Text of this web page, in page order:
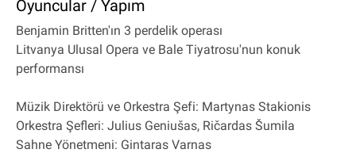
Oyuncular / Yapım
Benjamin Britten'ın 3 perdelik operası
Litvanya Ulusal Opera ve Bale Tiyatrosu'nun konuk
performansı
Müzik Direktörü ve Orkestra Şefi: Martynas Stakionis
Orkestra Şefleri: Julius Geniušas, Ričardas Šumila
Sahne Yönetmeni: Gintaras Varnas